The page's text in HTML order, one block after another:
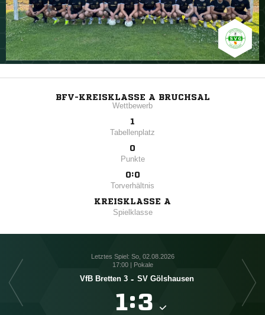
BFV-KREISKLASSE A BRUCHSAL
Wettbewerb
1
Tabellenplatz
0
Punkte
0:0
Torverhältnis
KREISKLASSE A
Spielklasse
Letztes Spiel: So, 02.08.2026
17:00 | Pokale
VfB Bretten 3 - SV Gölshausen
: